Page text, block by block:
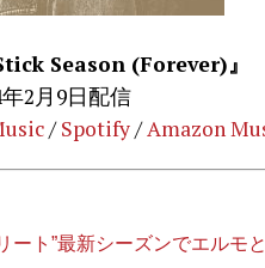
Season (Forever)』
年2月9日配信
/Spotify/Amazon
ート”最新シーズンでエルモ